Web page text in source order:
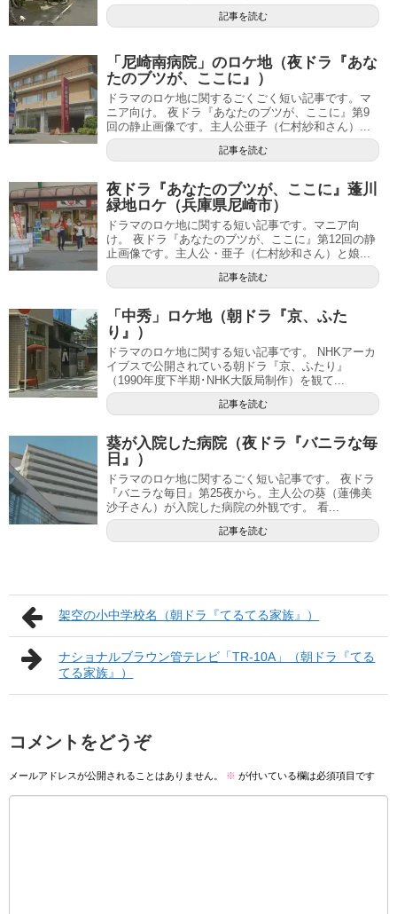
記事を読む
「尼崎南病院」のロケ地（夜ドラ『あな
たのブツが、ここに』）
ドラマのロケ地に関するごくごく短い記事です。マ
ニア向け。 夜ドラ『あなたのブツが、ここに』第9
回の静止画像です。主人公亜子（仁村紗和さん）...
記事を読む
夜ドラ『あなたのブツが、ここに』蓬川
緑地ロケ（兵庫県尼崎市）
ドラマのロケ地に関する短い記事です。マニア向
け。 夜ドラ『あなたのブツが、ここに』第12回の静
止画像です。主人公・亜子（仁村紗和さん）と娘...
記事を読む
「中秀」ロケ地（朝ドラ『京、ふた
り』）
ドラマのロケ地に関する短い記事です。 NHKアーカ
イブスで公開されている朝ドラ『京、ふたり』
（1990年度下半期･NHK大阪局制作）を観て...
記事を読む
葵が入院した病院（夜ドラ『バニラな毎
日』）
ドラマのロケ地に関するごく短い記事です。 夜ドラ
『バニラな毎日』第25夜から。主人公の葵（蓮佛美
沙子さん）が入院した病院の外観です。 看...
記事を読む
架空の小中学校名（朝ドラ『てるてる家族』）
ナショナルブラウン管テレビ「TR-10A」（朝ドラ『てる
てる家族』）
コメントをどうぞ
メールアドレスが公開されることはありません。 ※ が付いている欄は必須項目です